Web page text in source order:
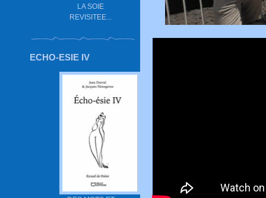
LA SOIE
REVISITEE...
ECHO-ESIE IV